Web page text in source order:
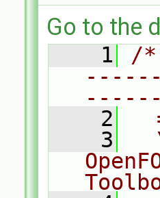
Go to the
    1
/
    2
    3